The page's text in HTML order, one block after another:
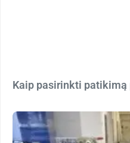
Kaip pasirinkti